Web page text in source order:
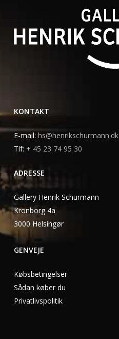
KONTAKT
E-mail: hs@henrikschurmann.dk
Tlf: + 45 23 74 95 30
ADRESSE
Gallery Henrik Schurmann
Kronborg 4a
3000 Helsingør
GENVEJE
Købsbetingelser
Sådan køber du
Privatlivspolitik